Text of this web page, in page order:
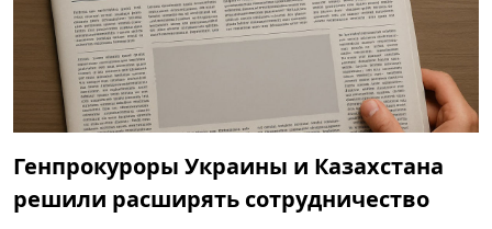
Генпрокуроры Украины и Казахстана
решили расширять сотрудничество